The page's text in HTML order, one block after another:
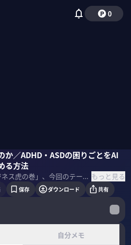
0
か／ADHD・ASDの困りごとをAI
る方法
「ビジネス虎の巻」、今回のテーマは発達障害。後編では大人の発達障害を取り上げる。大人の発達障害を見分けるサインとは？AIを活用したサポート法も紹介。 ＜ゲスト＞ 精神科医さわ｜精神保健指定医 精神科専門医 公認心理師 「塩釜口こころクリニック」院長。。自身も発達障害を持つ子どもを育てる母親。YouTubeチャンネル「精神科医さわの幸せの処方箋」では発達障害に関する情報などを精力的に発信。現在も月におよそ400人延べ5万人以上の診療に携わる。 益田裕介｜精神保健指定医 精神科専門医・指導医 「早稲田メンタルクリニック」院長。防衛医大から自衛隊に進んだ異色の経歴の持ち主。人付き合いが苦手だった幼少期など、自身の経験も含め情報を発信。YouTubeチャンネル 「精神科医がこころの病気を解説するch」やオンライン自助会・家族会も運営。 ＜目次＞ もっと見る
々木紀彦柴田阿弥
保存 ダウンロード 共有
自分メモ